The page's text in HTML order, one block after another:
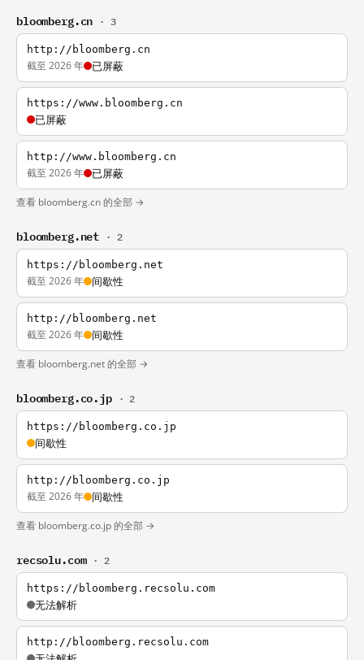
bloomberg.cn · 3
http://bloomberg.cn
截至 2026 年 已屏蔽
https://www.bloomberg.cn
已屏蔽
http://www.bloomberg.cn
截至 2026 年 已屏蔽
查看 bloomberg.cn 的全部 →
bloomberg.net · 2
https://bloomberg.net
截至 2026 年 间歇性
http://bloomberg.net
截至 2026 年 间歇性
查看 bloomberg.net 的全部 →
bloomberg.co.jp · 2
https://bloomberg.co.jp
间歇性
http://bloomberg.co.jp
截至 2026 年 间歇性
查看 bloomberg.co.jp 的全部 →
recsolu.com · 2
https://bloomberg.recsolu.com
无法解析
http://bloomberg.recsolu.com